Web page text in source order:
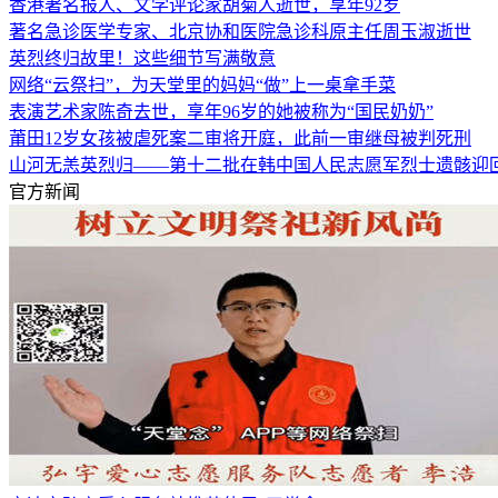
香港著名报人、文学评论家胡菊人逝世，享年92岁
著名急诊医学专家、北京协和医院急诊科原主任周玉淑逝世
英烈终归故里！这些细节写满敬意
网络“云祭扫”，为天堂里的妈妈“做”上一桌拿手菜
表演艺术家陈奇去世，享年96岁的她被称为“国民奶奶”
莆田12岁女孩被虐死案二审将开庭，此前一审继母被判死刑
山河无恙英烈归——第十二批在韩中国人民志愿军烈士遗骸迎
官方新闻